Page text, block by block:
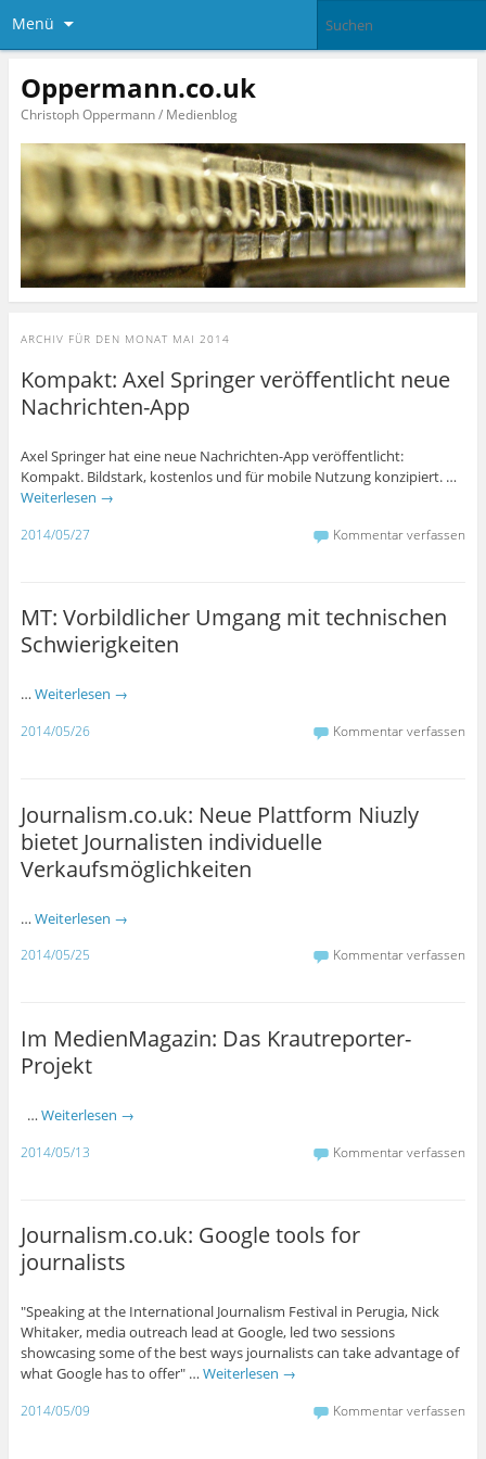
Menü
Oppermann.co.uk
Christoph Oppermann / Medienblog
ARCHIV FÜR DEN MONAT MAI 2014
Kompakt: Axel Springer veröffentlicht neue
Nachrichten-App
Axel Springer hat eine neue Nachrichten-App veröffentlicht:
Kompakt. Bildstark, kostenlos und für mobile Nutzung konzipiert. …
Weiterlesen →
2014/05/27 Kommentar verfassen
MT: Vorbildlicher Umgang mit technischen
Schwierigkeiten
… Weiterlesen →
2014/05/26 Kommentar verfassen
Journalism.co.uk: Neue Plattform Niuzly
bietet Journalisten individuelle
Verkaufsmöglichkeiten
… Weiterlesen →
2014/05/25 Kommentar verfassen
Im MedienMagazin: Das Krautreporter-
Projekt
… Weiterlesen →
2014/05/13 Kommentar verfassen
Journalism.co.uk: Google tools for
journalists
"Speaking at the International Journalism Festival in Perugia, Nick
Whitaker, media outreach lead at Google, led two sessions
showcasing some of the best ways journalists can take advantage of
what Google has to offer" … Weiterlesen →
2014/05/09 Kommentar verfassen